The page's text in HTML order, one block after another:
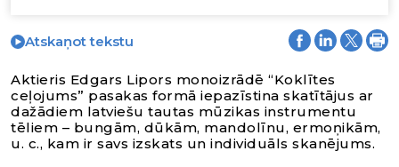
Atskaņot tekstu
Aktieris Edgars Lipors monoizrādē “Koklītes
ceļojums” pasakas formā iepazīstina skatītājus ar
dažādiem latviešu tautas mūzikas instrumentu
tēliem – bungām, dūkām, mandolīnu, ermoņikām,
u. c., kam ir savs izskats un individuāls skanējums.